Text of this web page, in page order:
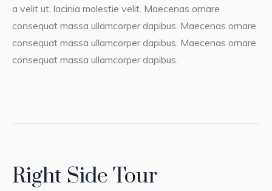
a velit ut, lacinia molestie velit. Maecenas ornare
consequat massa ullamcorper dapibus. Maecenas ornare
consequat massa ullamcorper dapibus. Maecenas ornare
consequat massa ullamcorper dapibus.
Right Side Tour